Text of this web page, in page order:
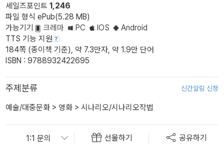
세일즈포인트 1,246
파일 형식 ePub(5.28 MB)
가능기기
크레마 PC IOS
Android
TTS 기능 지원
184쪽 (종이책 기준), 약 7.3만자, 약 1.9만 단어
ISBN : 9788932422695
주제분류 신간알림 신청
예술/대중문화 > 영화 > 시나리오/시나리오작법
선물하기 공유하기